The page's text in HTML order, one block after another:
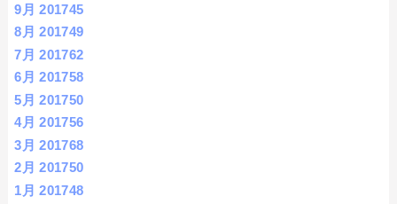
9月 201745
8月 201749
7月 201762
6月 201758
5月 201750
4月 201756
3月 201768
2月 201750
1月 201748